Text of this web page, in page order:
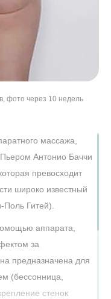
фото через 10 недель
фото через 1 месяц
массажа,
Антонио Баччи
превосходит
широко известный
Гитей).
аппарата,
за
предназначена для
(бессонница,
стенок